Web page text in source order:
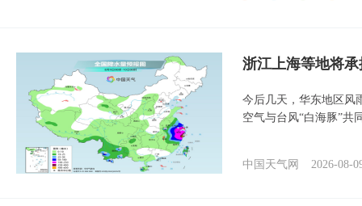
浙江上海等地将
今后几天，华东地区风
空气与台风“白海豚”共
中国天气网 2026-08-